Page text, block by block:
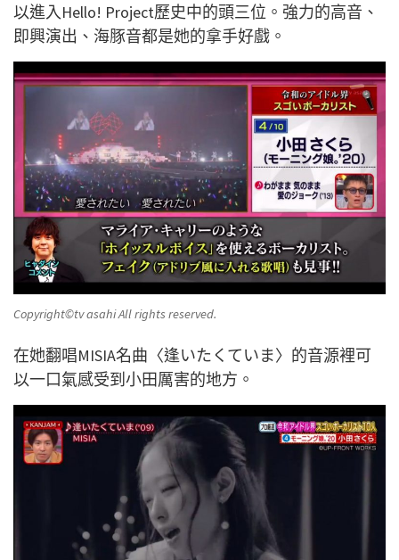
以進入Hello! Project歷史中的頭三位。強力的高音、
即興演出、海豚音都是她的拿手好戲。
Copyright©️tv asahi All rights reserved.
在她翻唱MISIA名曲〈逢いたくていま〉的音源裡可
以一口氣感受到小田厲害的地方。